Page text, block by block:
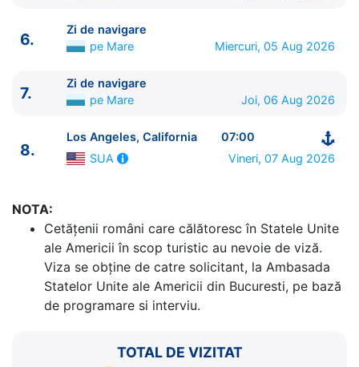
ITINERARIU
Ziua | Portul | Sosire - Plecare
Los Angeles, California
2.
Zi de navigare pe Mare
0:00 - 0:00
Mazatlan Mexic 08:00 - 16:00
5.
Puerto Vallarta
08:00 - 18:00
8. Los Angeles, California
6.
Zi de navigare
pe Mare
Miercuri, 05 Aug 2026
7.
Zi de navigare
pe Mare
Joi, 06 Aug 2026
8.
Los Angeles, California
07:00
SUA
Vineri, 07 Aug 2026
NOTA:
Cetăţenii români care călătoresc în Statele Unite
ale Americii în scop turistic au nevoie de viză.
Viza se obține de catre solicitant, la Ambasada
Statelor Unite ale Americii din Bucuresti, pe bază
de programare si interviu.
TOTAL DE VIZITAT